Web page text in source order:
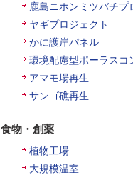
鹿島ニホンミツバチプ
ヤギプロジェクト
かに護岸パネル
環境配慮型ポーラスコ
アマモ場再生
サンゴ礁再生
食物・創薬
植物工場
大規模温室